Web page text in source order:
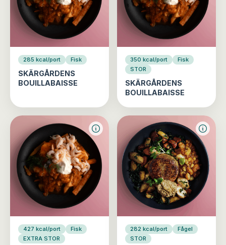
285 kcal/port Fisk
SKÄRGÅRDENS
BOUILLABAISSE
350 kcal/port
Fisk
STOR
SKÄRGÅRDENS
BOUILLABAISSE
427 kcal/port
Fisk
EXTRA STOR
282 kcal/port
Fågel
STOR